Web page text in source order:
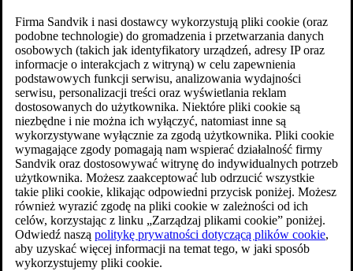
Firma Sandvik i nasi dostawcy wykorzystują pliki cookie (oraz
podobne technologie) do gromadzenia i przetwarzania danych
osobowych (takich jak identyfikatory urządzeń, adresy IP oraz
informacje o interakcjach z witryną) w celu zapewnienia
podstawowych funkcji serwisu, analizowania wydajności
serwisu, personalizacji treści oraz wyświetlania reklam
dostosowanych do użytkownika. Niektóre pliki cookie są
niezbędne i nie można ich wyłączyć, natomiast inne są
wykorzystywane wyłącznie za zgodą użytkownika. Pliki cookie
wymagające zgody pomagają nam wspierać działalność firmy
Sandvik oraz dostosowywać witrynę do indywidualnych potrzeb
użytkownika. Możesz zaakceptować lub odrzucić wszystkie
takie pliki cookie, klikając odpowiedni przycisk poniżej. Możesz
również wyrazić zgodę na pliki cookie w zależności od ich
celów, korzystając z linku „Zarządzaj plikami cookie” poniżej.
Odwiedź naszą politykę prywatności dotyczącą plików cookie,
aby uzyskać więcej informacji na temat tego, w jaki sposób
wykorzystujemy pliki cookie.